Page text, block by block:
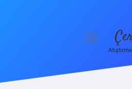
menüyü